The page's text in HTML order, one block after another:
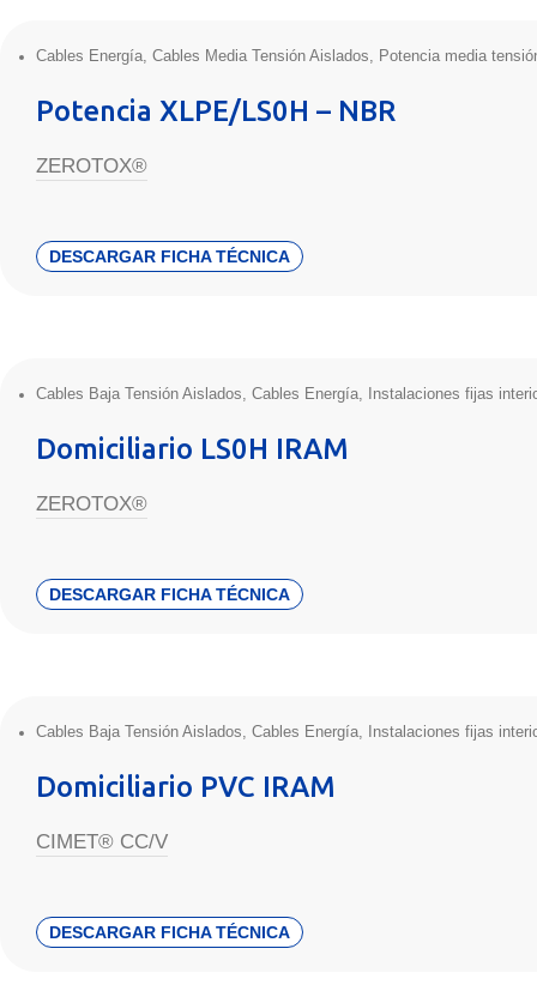
Cables Energía, Cables Media Tensión Aislados, Potencia media
Potencia XLPE/LS0H – NBR
ZEROTOX®
DESCARGAR FICHA TÉCNICA
Cables Baja Tensión Aislados, Cables Energía, Instalaciones fijas
Domiciliario LS0H IRAM
ZEROTOX®
DESCARGAR FICHA TÉCNICA
Cables Baja Tensión Aislados, Cables Energía, Instalaciones fijas
Domiciliario PVC IRAM
CIMET® CC/V
DESCARGAR FICHA TÉCNICA